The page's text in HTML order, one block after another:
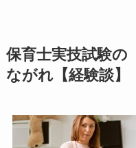
保育士実技試験の
ながれ【経験談】